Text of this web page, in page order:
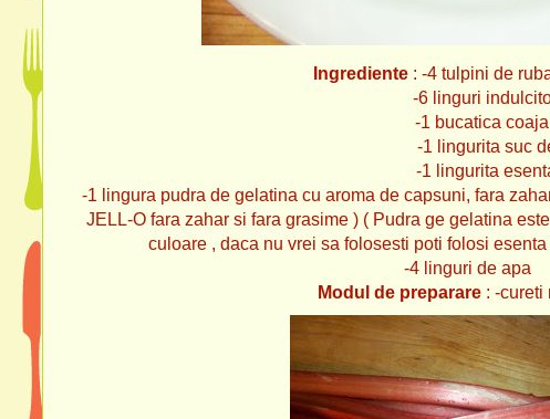
Ingrediente: -4 tulpini de
-6 linguri indulcitor pudra
-1 bucatica coaja
-1 lingurita suc de
-1 lingurita esenta
-1 lingura pudra de gelatina cu aroma de capsuni, fara
JELL-O fara zahar si fara grasime ) ( Pudra ge gelatina
culoare , daca nu vrei sa folosesti poti folosi
-4 linguri de apa
Modul de preparare: -cureti